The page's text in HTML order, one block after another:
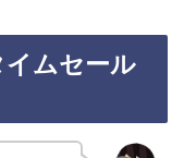
イムセール